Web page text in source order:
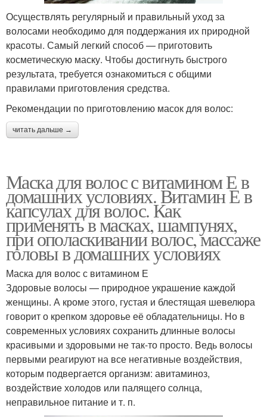
Осуществлять регулярный и правильный уход за
волосами необходимо для поддержания их природной
красоты. Самый легкий способ — приготовить
косметическую маску. Чтобы достигнуть быстрого
результата, требуется ознакомиться с общими
правилами приготовления средства.
Рекомендации по приготовлению масок для волос:
читать дальше →
Маска для волос с витамином Е в
домашних условиях. Витамин Е в
капсулах для волос. Как
применять в масках, шампунях,
при ополаскивании волос, массаже
головы в домашних условиях
Маска для волос с витамином Е
Здоровые волосы — природное украшение каждой
женщины. А кроме этого, густая и блестящая шевелюра
говорит о крепком здоровье её обладательницы. Но в
современных условиях сохранить длинные волосы
красивыми и здоровыми не так-то просто. Ведь волосы
первыми реагируют на все негативные воздействия,
которым подвергается организм: авитаминоз,
воздействие холодов или палящего солнца,
неправильное питание и т. п.